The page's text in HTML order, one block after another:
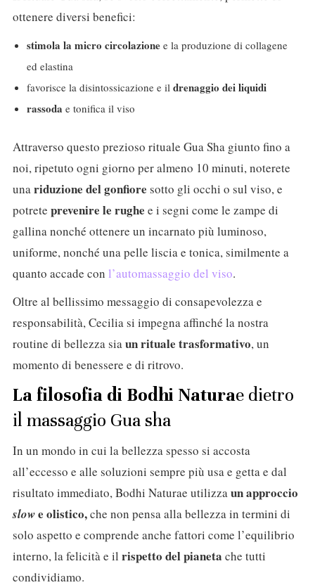
ottenere diversi benefici:
stimola la micro circolazione e la produzione di collagene
ed elastina
favorisce la disintossicazione e ildrenaggio dei liquidi
rassoda e tonifica il viso
Attraverso questo prezioso rituale Gua Sha giunto fino a
noi, ripetuto ogni giorno per almeno 10 minuti, noterete
unariduzione del gonfiore sotto gli occhi o sul viso, e
potrete prevenire le rughe e i segni come le zampe di
gallina nonché ottenere un incarnato più luminoso,
uniforme, nonché una pelle liscia e tonica, similmente a
quanto accade con l’automassaggio del viso.
Oltre al bellissimo messaggio di consapevolezza e
responsabilità, Cecilia si impegna affinché la nostra
routine di bellezza siaun rituale trasformativo, un
momento di benessere e di ritrovo.
La filosofia di Bodhi Naturae dietro
il massaggio Gua sha
In un mondo in cui la bellezza spesso si accosta
all’eccesso e alle soluzioni sempre più usa e getta e dal
risultato immediato, Bodhi Naturae utilizzaun approccio
slowe olistico,che non pensa alla bellezza in termini di
solo aspetto e comprende anche fattori come l’equilibrio
interno, la felicità e il rispetto del pianeta che tutti
condividiamo.